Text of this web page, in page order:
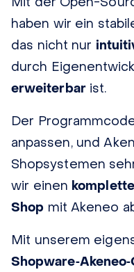
haben wir ein
das nicht nur
durch
erweiterbarist.
Der
anpassen, und
Shopsystemen
wir einen
Shop mit Akeneo
Mit unserem